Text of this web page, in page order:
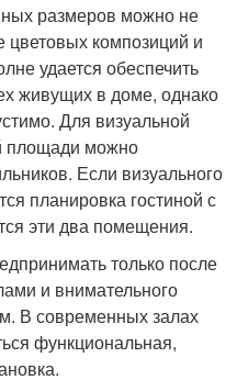
размеров можно не
цветовых композиций и
удается обеспечить
живущих в доме, однако
Для визуальной
площади можно
Если визуального
планировка гостиной с
эти два помещения.
только после
и внимательного
В современных залах
функциональная,